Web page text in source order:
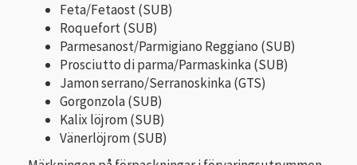
Feta/Fetaost (SUB)
Roquefort (SUB)
Parmesanost/Parmigiano Reggiano (SUB)
Prosciutto di parma/Parmaskinka (SUB)
Jamon serrano/Serranoskinka (GTS)
Gorgonzola (SUB)
Kalix löjrom (SUB)
Vänerlöjrom (SUB)